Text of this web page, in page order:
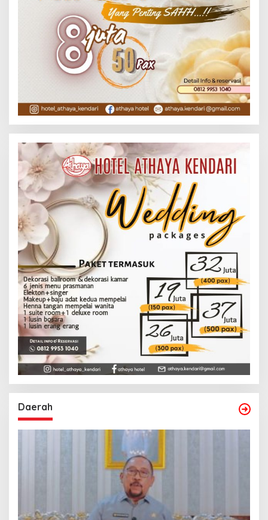
Daerah